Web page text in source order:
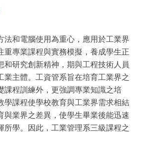
法和電腦使用為重心，應用於工業界
重專業課程與實務模擬，養成學生正
和研究創新精神，期與工程技術人員
業主體。工資管系旨在培育工業界之
課程訓練外，更強調專業知識之培
學課程使學校教育與工業界需求相結
與業界之差異，使學生畢業後能迅速
所學。因此，工業管理系三級課程之